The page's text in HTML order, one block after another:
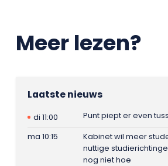
Meer lezen?
Laatste nieuws
di 11:00
Punt piept er even
ma 10:15
Kabinet wil meer
nuttige
nog niet hoe